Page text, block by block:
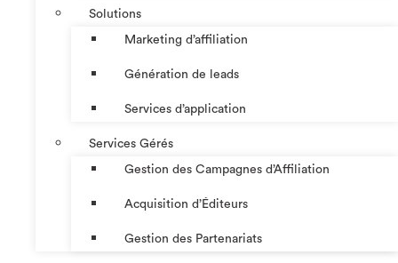
Solutions
Marketing d’affiliation
Génération de leads
Services d’application
Services Gérés
Gestion des Campagnes d’Affiliation​
Acquisition d’Éditeurs
Gestion des Partenariats